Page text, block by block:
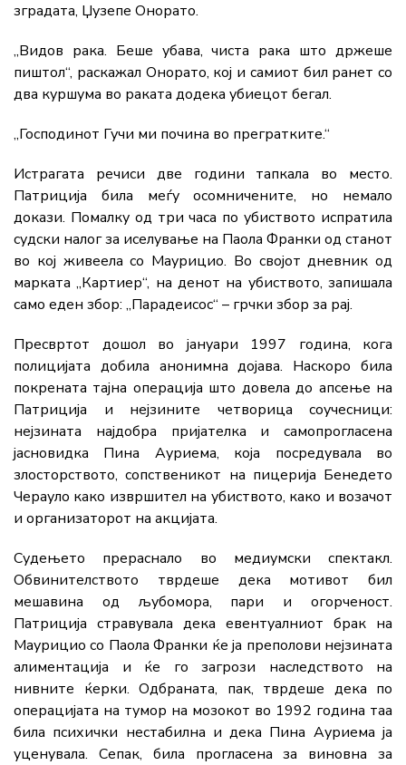
зградата, Џузепе Онорато.
„Видов рака. Беше убава, чиста рака што држеше
пиштол“, раскажал Онорато, кој и самиот бил ранет со
два куршума во раката додека убиецот бегал.
„Господинот Гучи ми почина во прегратките.“
Истрагата речиси две години тапкала во место.
Патриција била меѓу осомничените, но немало
докази. Помалку од три часа по убиството испратила
судски налог за иселување на Паола Франки од станот
во кој живеела со Маурицио. Во својот дневник од
марката „Картиер“, на денот на убиството, запишала
само еден збор: „Парадеисос“ – грчки збор за рај.
Пресвртот дошол во јануари 1997 година, кога
полицијата добила анонимна дојава. Наскоро била
покрената тајна операција што довела до апсење на
Патриција и нејзините четворица соучесници:
нејзината најдобра пријателка и самопрогласена
јасновидка Пина Ауриема, која посредувала во
злосторството, сопственикот на пицерија Бенедето
Черауло како извршител на убиството, како и возачот
и организаторот на акцијата.
Судењето прераснало во медиумски спектакл.
Обвинителството тврдеше дека мотивот бил
мешавина од љубомора, пари и огорченост.
Патриција стравувала дека евентуалниот брак на
Маурицио со Паола Франки ќе ја преполови нејзината
алиментација и ќе го загрози наследството на
нивните ќерки. Одбраната, пак, тврдеше дека по
операцијата на тумор на мозокот во 1992 година таа
била психички нестабилна и дека Пина Ауриема ја
уценувала. Сепак, била прогласена за виновна за